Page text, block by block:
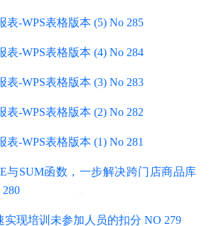
表-WPS表格版本 (5) No 285
表-WPS表格版本 (4) No 284
表-WPS表格版本 (3) No 283
表-WPS表格版本 (2) No 282
-WPS表格版本 (1) No 281
与SUM函数，一步解决跨门店商品库
现培训未参加人员的扣分 NO 279